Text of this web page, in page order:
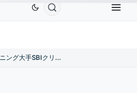
Tether USDT$0.9991 BNBBNB
日本のマイニング大手SBIクリプト、2,100万ドルの情報漏洩に見舞われる